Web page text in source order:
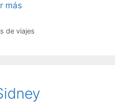
más
de viajes